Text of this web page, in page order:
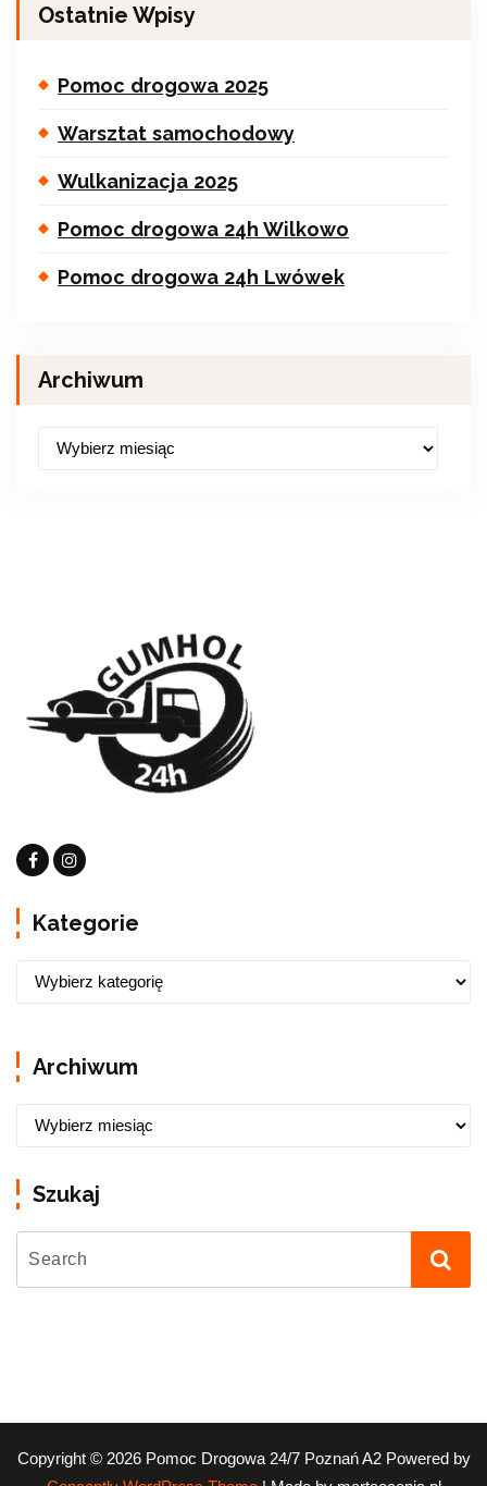
Ostatnie Wpisy
Pomoc drogowa 2025
Warsztat samochodowy
Wulkanizacja 2025
Pomoc drogowa 24h Wilkowo
Pomoc drogowa 24h Lwówek
Archiwum
Kategorie
Archiwum
Szukaj
Copyright © 2026 Pomoc Drogowa 24/7 Poznań A2 Powered by